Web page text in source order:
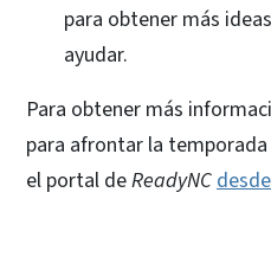
para obtener más
ayudar.
Para obtener más
para afrontar la
el portal deReadyNC